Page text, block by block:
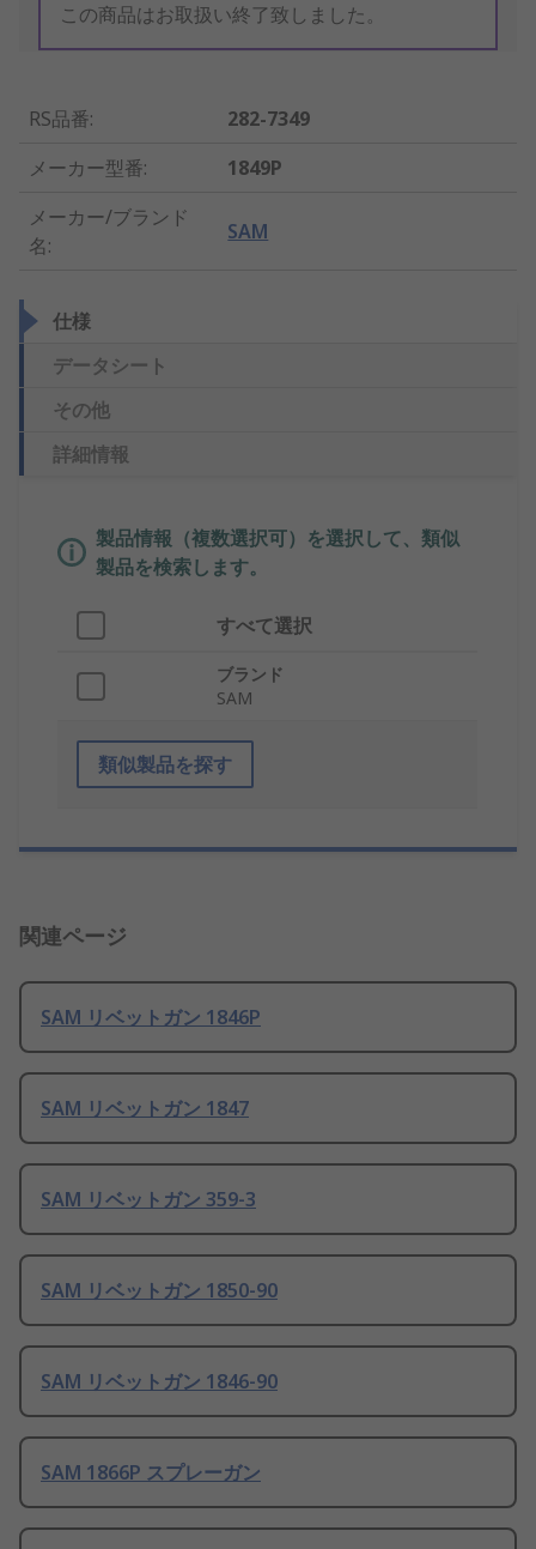
この商品はお取扱い終了致しました。
RS品番:
282-7349
メーカー型番:
1849P
メーカー/ブランド
名:
SAM
仕様
データシート
その他
詳細情報
製品情報（複数選択可）を選択して、類似
製品を検索します。
すべて選択
ブランド
SAM
類似製品を探す
関連ページ
SAM リベットガン 1846P
SAM リベットガン 1847
SAM リベットガン 359-3
SAM リベットガン 1850-90
SAM リベットガン 1846-90
SAM 1866P スプレーガン